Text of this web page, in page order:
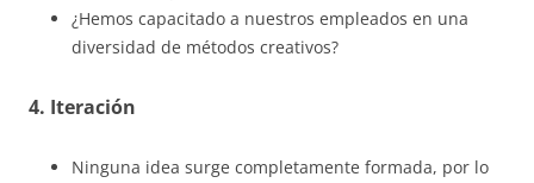
¿Hemos capacitado a nuestros empleados en una
diversidad de métodos creativos?
4. Iteración
Ninguna idea surge completamente formada, por lo